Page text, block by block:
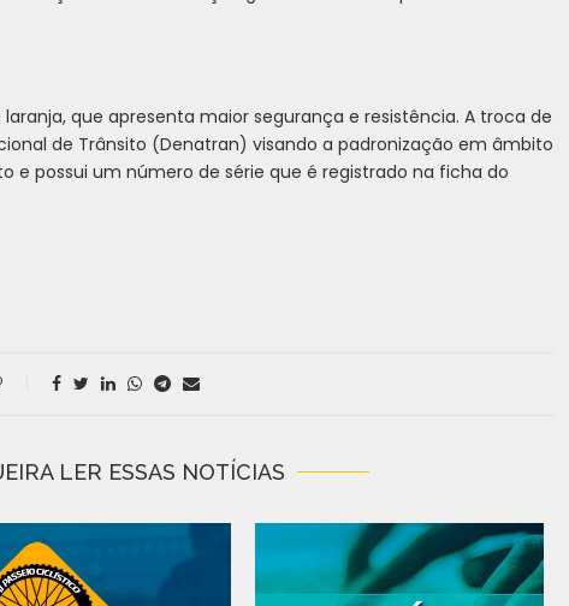
que apresenta maior segurança e resistência. A troca de
de Trânsito (Denatran) visando a padronização em âmbito
e possui um número de série que é registrado na ficha do
LER ESSAS NOTÍCIAS